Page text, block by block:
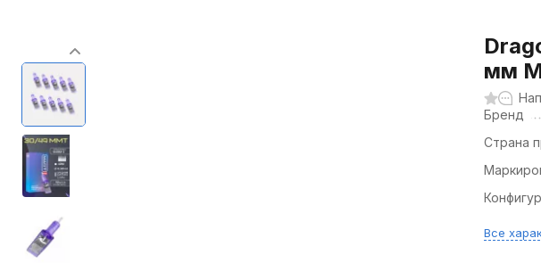
мм
Бренд
Страна
Все